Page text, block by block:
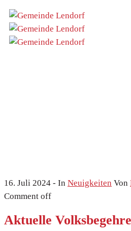
16. Juli 2024 - In Neuigkeiten Von
Comment off
Aktuelle